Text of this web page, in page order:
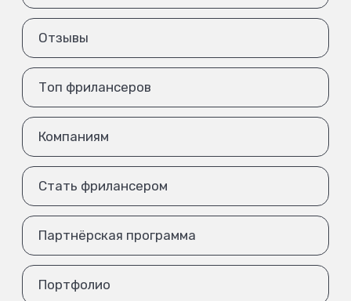
Отзывы
Топ фрилансеров
Компаниям
Стать фрилансером
Партнёрская программа
Портфолио